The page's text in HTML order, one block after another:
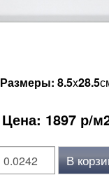
Размеры: 8.5x28.5
Цена: 1897 р/
В